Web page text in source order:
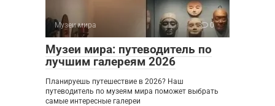
Музеи мира 0
Музеи мира: путеводитель по
лучшим галереям 2026
Планируешь путешествие в 2026? Наш
путеводитель по музеям мира поможет выбрать
самые интересные галереи